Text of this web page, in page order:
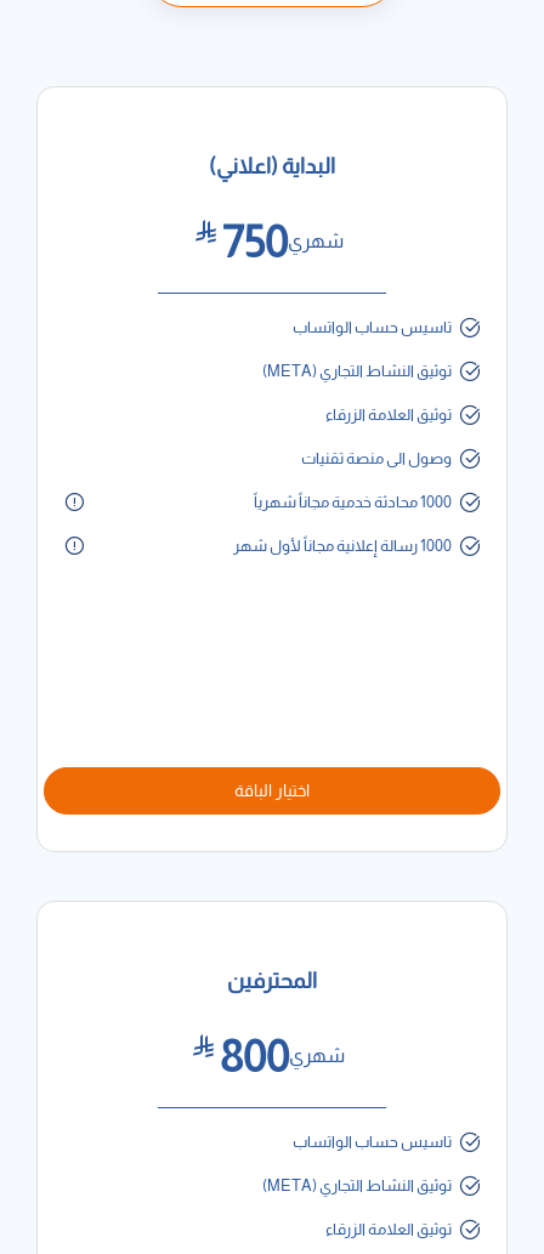
البداية (اعلاني)
شهري750
تاسيس حساب الواتساب
توثيق النشاط التجاري (META)
توثيق العلامة الزرقاء
وصول الى منصة تقنيات
1000 محادثة خدمية مجاناً شهرياً
1000 رسالة إعلانية مجاناً لأول شهر
اختيار الباقة
المحترفين
شهري800
تاسيس حساب الواتساب
توثيق النشاط التجاري (META)
توثيق العلامة الزرقاء